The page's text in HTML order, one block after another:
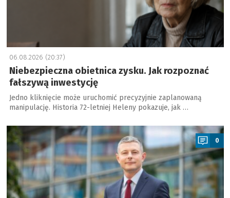
06.08.2026 (20:37)
Niebezpieczna obietnica zysku. Jak rozpoznać
fałszywą inwestycję
Jedno kliknięcie może uruchomić precyzyjnie zaplanowaną
manipulację. Historia 72-letniej Heleny pokazuje, jak …
a
0